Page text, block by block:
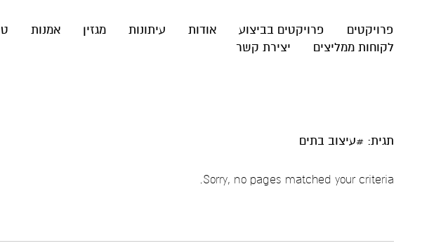
פרויקטים פרויקטים בביצוע אודות עיתונות מגזין אמנות
לקוחות ממליצים
יצירת קשר
תגית: #עיצוב בתים
Sorry, no pages matched your criteria.